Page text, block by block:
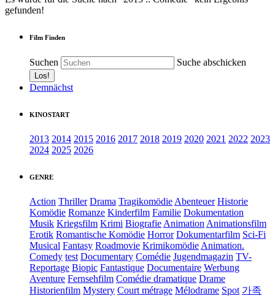
gefunden!
Film Finden
Suchen Suche abschicken
Demnächst
KINOSTART
2013 2014 2015 2016 2017 2018 2019 2020 2021 2022 2023
2024 2025 2026
GENRE
Action Thriller Drama Tragikomödie Abenteuer Historie
Komödie Romanze Kinderfilm Familie Dokumentation
Musik Kriegsfilm Krimi Biografie Animation Animationsfilm
Erotik Romantische Komödie Horror Dokumentarfilm Sci-Fi
Musical Fantasy Roadmovie Krimikomödie Animation.
Comedy test Documentary Comédie Jugendmagazin TV-
Reportage Biopic Fantastique Documentaire Werbung
Aventure Fernsehfilm Comédie dramatique Drame
Historienfilm Mystery Court métrage Mélodrame Spot 가족